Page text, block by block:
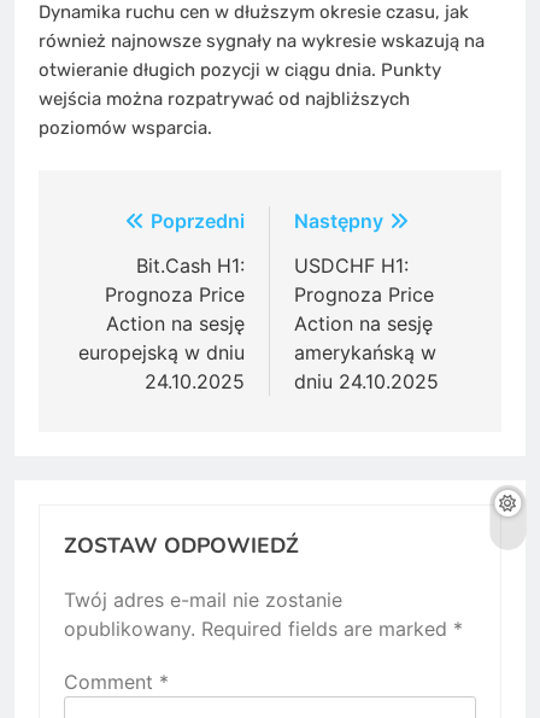
Dynamika ruchu cen w dłuższym okresie czasu, jak
również najnowsze sygnały na wykresie wskazują na
otwieranie długich pozycji w ciągu dnia. Punkty
wejścia można rozpatrywać od najbliższych
poziomów wsparcia.
navigation
Poprzedni
Bit.Cash H1:
Prognoza Price
Action na sesję
europejską w dniu
24.10.2025
Następny
USDCHF H1:
Prognoza Price
Action na sesję
amerykańską w
dniu 24.10.2025
ZOSTAW ODPOWIEDŹ
Twój adres e-mail nie zostanie
opublikowany. Required fields are marked *
Comment *